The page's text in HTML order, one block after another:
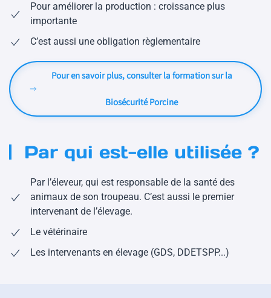
Pour améliorer la production : croissance plus
importante
C’est aussi une obligation règlementaire
Pour en savoir plus, consulter la formation sur la
Biosécurité Porcine
Par qui est-elle utilisée ?
Par l’éleveur, qui est responsable de la santé des
animaux de son troupeau. C’est aussi le premier
intervenant de l’élevage.
Le vétérinaire
Les intervenants en élevage (GDS, DDETSPP...)